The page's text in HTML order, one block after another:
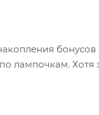
лампочкам. Хотя